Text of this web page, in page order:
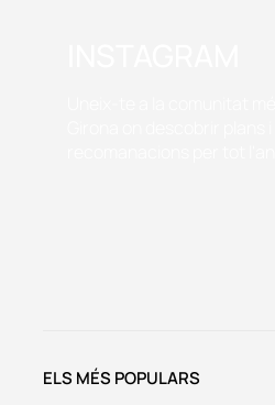
ELS MÉS POPULARS